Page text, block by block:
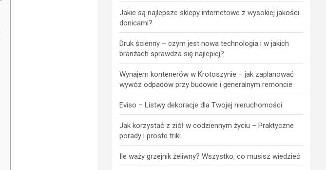
Jakie są najlepsze sklepy internetowe z wysokiej jakości
donicami?
Druk ścienny – czym jest nowa technologia i w jakich
branżach sprawdza się najlepiej?
Wynajem kontenerów w Krotoszynie – jak zaplanować
wywóz odpadów przy budowie i generalnym remoncie
Eviso – Listwy dekoracje dla Twojej nieruchomości
Jak korzystać z ziół w codziennym życiu – Praktyczne
porady i proste triki
Ile waży grzejnik żeliwny? Wszystko, co musisz wiedzieć